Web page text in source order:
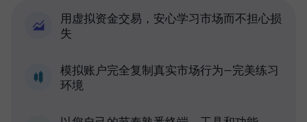
用虚拟资金交易，安心学习市场而不担心损
失
模拟账户完全复制真实市场行为—完美练习
环境